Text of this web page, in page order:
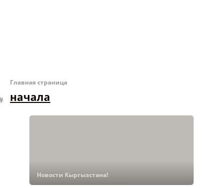
Главная страница
начала
Новости Кыргызстана!